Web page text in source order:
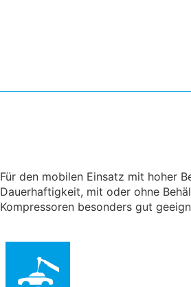
Für den mobilen Einsatz mit hoher
Dauerhaftigkeit, mit oder ohne
Kompressoren besonders gut